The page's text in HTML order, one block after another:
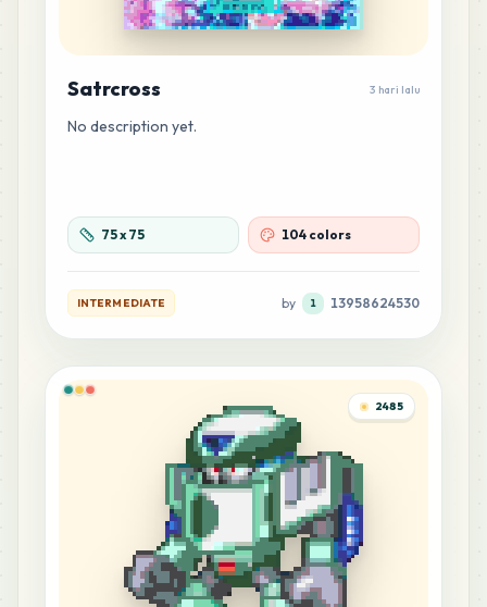
Satrcross 3 hari lalu
No description yet.
75x75 104 colors
INTERMEDIATE by 1 13958624530
2485